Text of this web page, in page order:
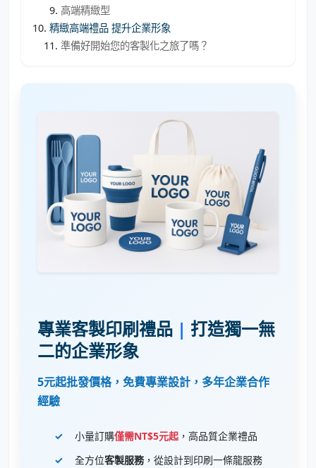
高端精緻型
精緻高端禮品 提升企業形象
準備好開始您的客製化之旅了嗎？
專業客製印刷禮品 | 打造獨一無
二的企業形象
5元起批發價格，免費專業設計，多年企業合作
經驗
小量訂購僅需NT$5元起，高品質企業禮品
全方位客製服務，從設計到印刷一條龍服務